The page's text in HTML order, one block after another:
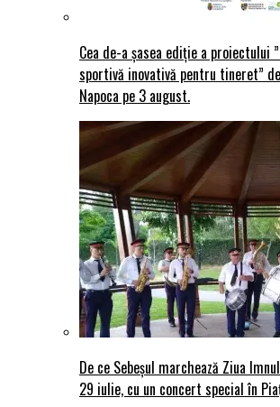
Cea de-a șasea ediție a proiectului
sportivă inovativă pentru tineret”
Napoca pe 3 august.
De ce Sebeșul marchează Ziua
29 iulie, cu un concert special în